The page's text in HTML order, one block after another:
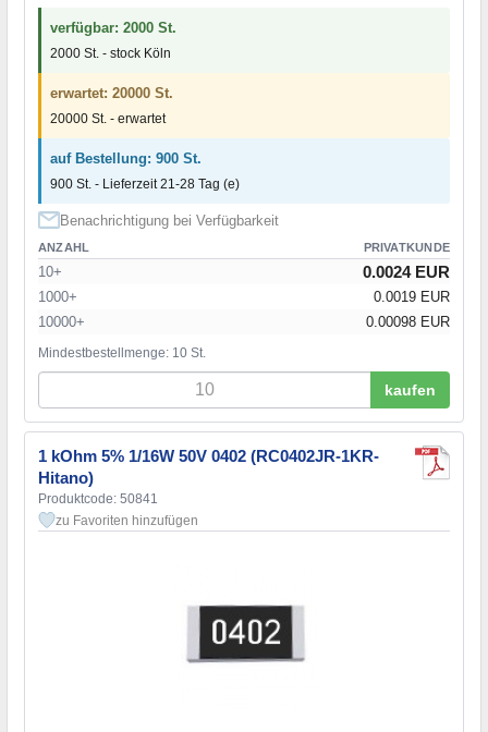
verfügbar: 2000 St.
2000 St. - stock Köln
erwartet: 20000 St.
20000 St. - erwartet
auf Bestellung: 900 St.
900 St. - Lieferzeit 21-28 Tag (e)
Benachrichtigung bei Verfügbarkeit
ANZAHL PRIVATKUNDE
10+ 0.0024 EUR
1000+
0.0019 EUR
10000+
0.00098 EUR
Mindestbestellmenge: 10 St.
kaufen
1 kOhm 5% 1/16W 50V 0402 (RC0402JR-1KR-
Hitano)
Produktcode: 50841
zu Favoriten hinzufügen